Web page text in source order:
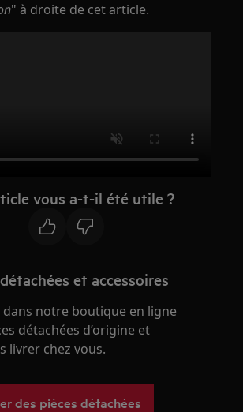
" à droite de cet article.
vous a-t-il été utile ?
et accessoires
dans notre boutique en ligne
détachées d’origine et
livrer chez vous.
des pièces détachées